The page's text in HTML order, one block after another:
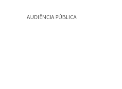
AUDIÊNCIA PÚBLICA